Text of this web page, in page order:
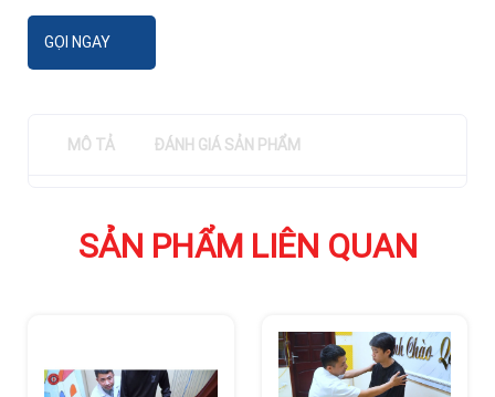
GỌI NGAY
MÔ TẢ ĐÁNH GIÁ SẢN PHẨM
SẢN PHẨM LIÊN QUAN